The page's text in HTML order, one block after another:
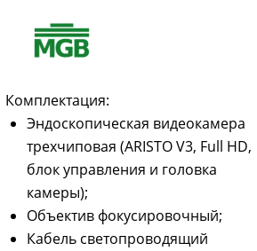
Комплектация:
Эндоскопическая видеокамера
трехчиповая (ARISTO V3, Full HD,
блок управления и головка
камеры);
Объектив фокусировочный;
Кабель светопроводящий